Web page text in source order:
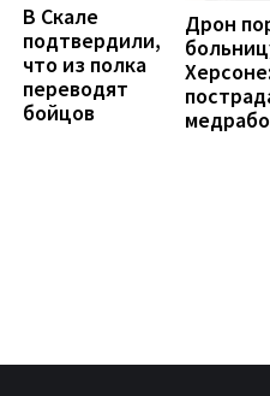
В Скале
подтвердили,
что из полка
переводят
бойцов
Дрон